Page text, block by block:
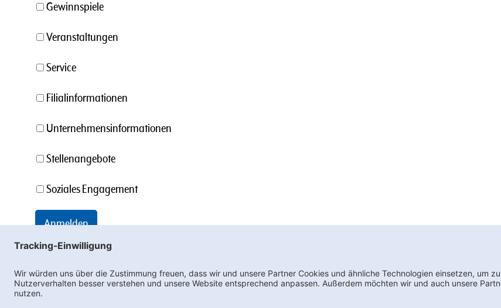
Gewinnspiele
Veranstaltungen
Service
Filialinformationen
Unternehmensinformationen
Stellenangebote
Soziales Engagement
Newsletter bestellen